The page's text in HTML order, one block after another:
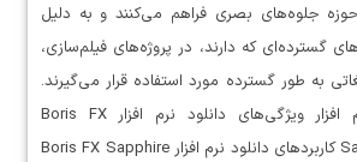
جلوه‌های بصری فراهم می‌کنند و به دلیل
گسترده‌ای که دارند، در پروژه‌های فیلم‌سازی،
به طور گسترده مورد استفاده قرار می‌گیرند.
دانلود انواع نرم افزار ویژگی‌های دانلود نرم افزار Boris FX
Sapphire Plug-ins کاربردهای دانلود نرم افزار Boris FX Sapphire